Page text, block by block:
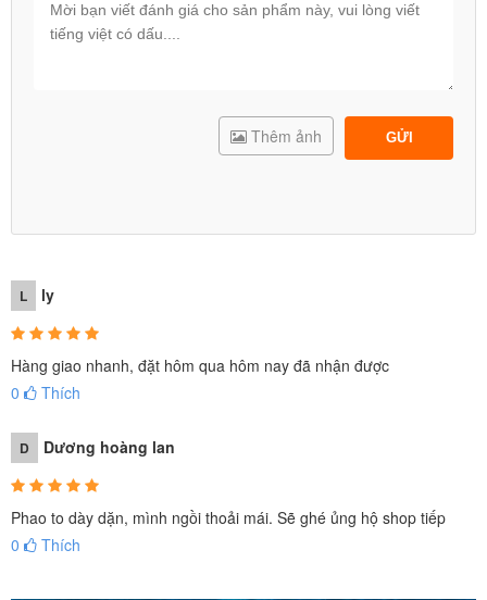
GỬI
Thêm ảnh
L ly
Hàng giao nhanh, đặt hôm qua hôm nay đã nhận được
0
Thích
D Dương hoàng lan
Phao to dày dặn, mình ngồi thoải mái. Sẽ ghé ủng hộ shop tiếp
0
Thích